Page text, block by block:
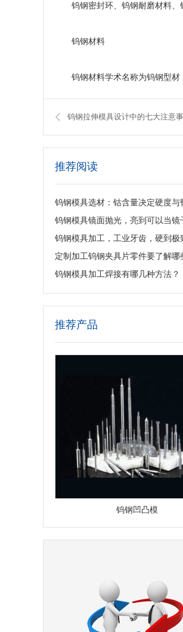
钨钢密封环、钨钢耐磨材料、钨
钨钢材料
钨钢材料学术名称为钨钢型材，
钨钢拉伸模具设计中的七大注意
推荐阅读
钨钢模具选材：钴含量决定硬度与
钨钢模具镜面抛光，亮到可以当镜
钨钢模具加工，工业牙齿，硬到极
定制加工钨钢夹具片零件要了解哪
钨钢模具加工焊接有哪几种方法？
推荐产品
钨钢凹凸模